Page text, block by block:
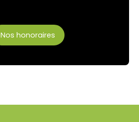
Nos honoraires